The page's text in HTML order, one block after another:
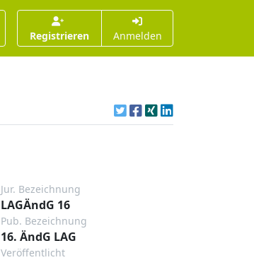
Registrieren Anmelden
Jur. Bezeichnung
LAGÄndG 16
Pub. Bezeichnung
16. ÄndG LAG
Veröffentlicht